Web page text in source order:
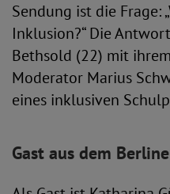
Sendung ist die Frage:
Inklusion?“ Die
Bethsold (22) mit
Moderator Marius
eines inklusiven
Gast aus dem